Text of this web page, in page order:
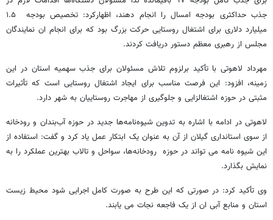
جذب حداکثری بودجه امسال را انجام دهند، اظهارکرد: تخصیص بودجه ۱.۵
میلیارد دلاری برای اشتغال روستایی حرکت بزرگ بود که برای انجام ان نمایندگان
مجلس از رهبری معظم دستور دریافت کردند.
مهرداد لاهوتی با تأکید برلزوم تلاش مسئولان برای جذب سهمیه استان در این
زمینه، افزود: این فرصت مناسب برای ایجاد اشتغال روستایی است که تأثیرات
مثبتی در حوزه اشتغالزایی و جلوگیری از مهاجرت روستاییان به شهر دارد.
لاهوتی در ادامه با اشاره به تدوین شیوه‌نامه‌ها جدید در حوزه آب‌بندان و رودخانه
از سوی استانداری گیلان از آن به عنوان یک ابتکار عمل یاد کرد و گفت: استفاده از
این شیوه نامه می تواند در حوزه رودخانه‌ها، سواحل و تالاب بهترین عملکرد را به
نمایش بگذارد.
وی تأکید کرد: در صورتی که این طرح به صورت کامل اجرایی شود محیط زیست
استان و منابع آبی ان از یک فاجعه نجات می یابند.